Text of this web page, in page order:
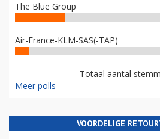
The Blue Group
Air-France-KLM-SAS(-TAP)
Totaal aantal
Meer polls
VOORDELIGE